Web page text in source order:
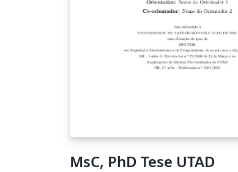
MsC, PhD Tese UTAD